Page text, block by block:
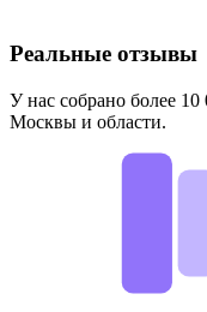
Реальные отзывы
У нас собрано более
Москвы и области.